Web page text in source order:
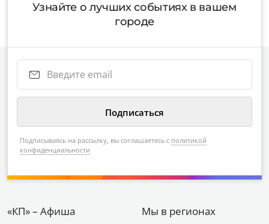
Узнайте о лучших событиях в вашем
городе
Подписываясь на рассылку, вы соглашаетесь с политикой
конфиденциальности
«КП» – Афиша Мы в регионах